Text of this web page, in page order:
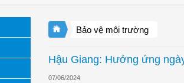
Bảo vệ môi trường
Hậu Giang: Hưởng ứng
07/06/2024